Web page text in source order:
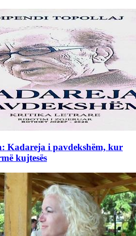
Kadareja i pavdekshëm, kur
kujtesës